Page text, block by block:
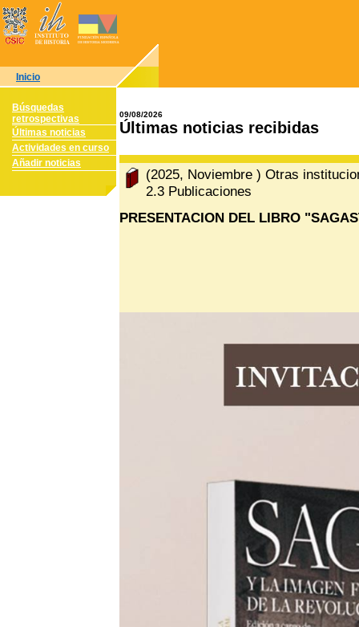
Inicio
Búsquedas
retrospectivas
Últimas noticias
Actividades en curso
Añadir noticias
09/08/2026
Últimas noticias recibidas
(2025, Noviembre ) Otras
2.3 Publicaciones
PRESENTACION DEL LIBRO